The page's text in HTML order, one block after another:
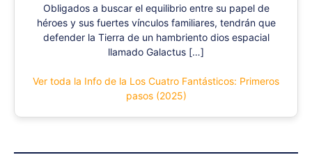
Obligados a buscar el equilibrio entre su papel de
héroes y sus fuertes vínculos familiares, tendrán que
defender la Tierra de un hambriento dios espacial
llamado Galactus […]
Ver toda la Info de la Los Cuatro Fantásticos: Primeros
pasos (2025)